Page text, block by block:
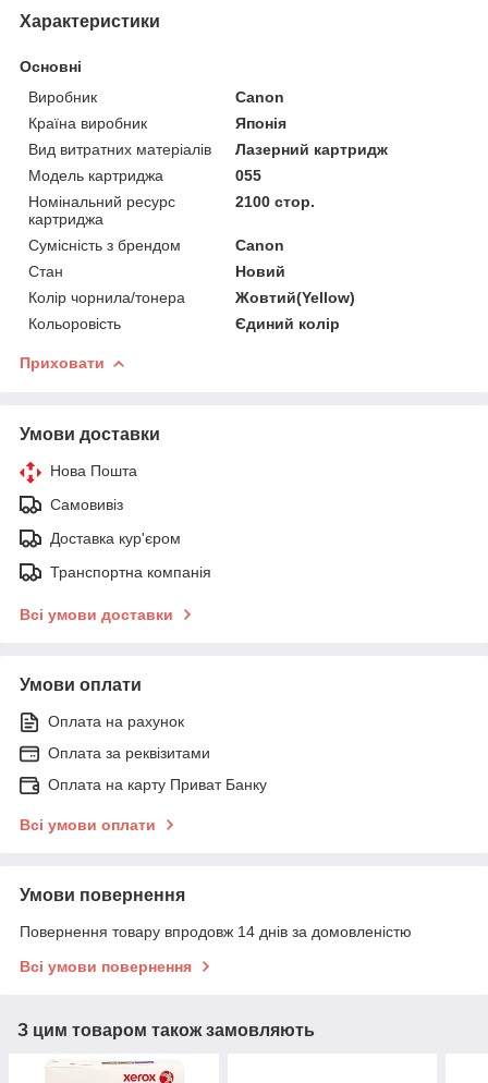
Характеристики
Основні
Виробник
Canon
Країна виробник
Японія
Вид витратних матеріалів
Лазерний картридж
Модель картриджа
055
Номінальний ресурс
картриджа
2100 стор.
Сумісність з брендом
Canon
Стан
Новий
Колір чорнила/тонера
Жовтий(Yellow)
Кольоровість
Єдиний колір
Приховати
Умови доставки
Нова Пошта
Самовивіз
Доставка кур'єром
Транспортна компанія
Всі умови доставки
Умови оплати
Оплата на рахунок
Оплата за реквізитами
Оплата на карту Приват Банку
Всі умови оплати
Умови повернення
Повернення товару впродовж 14 днів за домовленістю
Всі умови повернення
З цим товаром також замовляють